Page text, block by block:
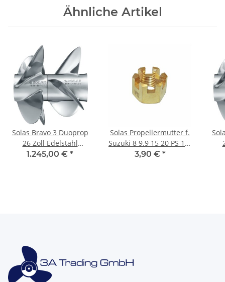
Ähnliche Artikel
Solas Bravo 3 Duoprop
26 Zoll Edelstahl
Propeller für Mercruiser
1.245,00 € *
Solas Propellermutter f.
Suzuki 8 9.9 15 20 PS 10-
Zähne Propeller Mutter
3,90 € *